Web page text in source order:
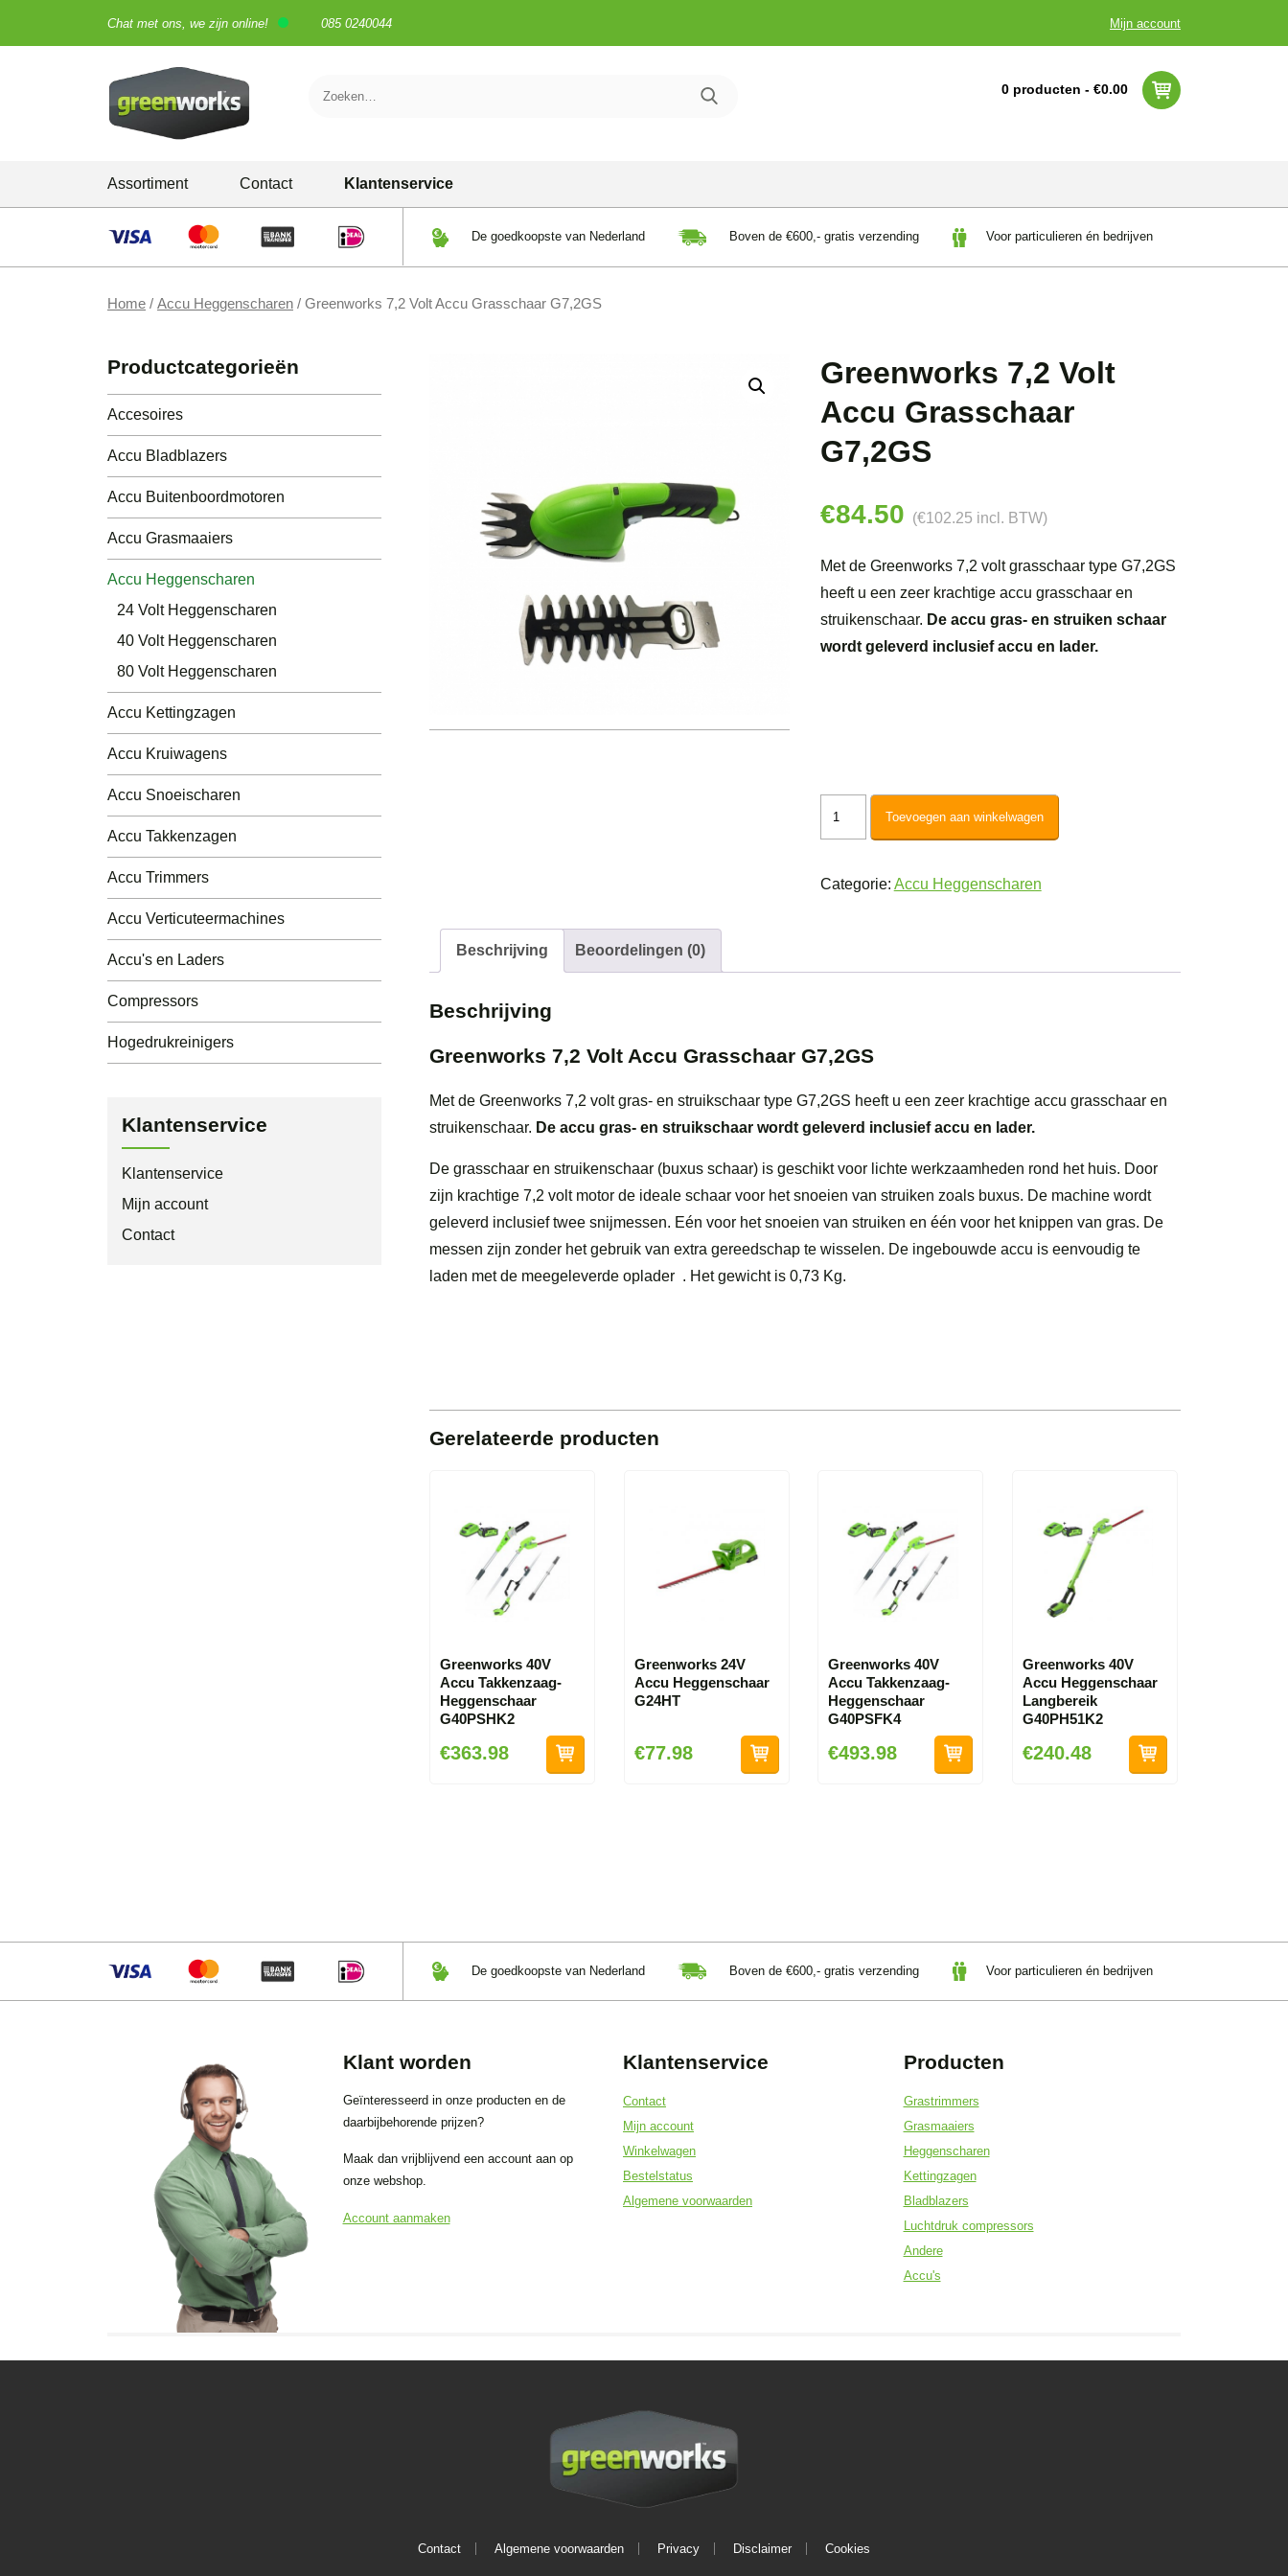
Chat met ons, we zijn online! 085 0240044 Mijn account
0 producten - €0.00
content
Assortiment
Grastrimmers
Grasmaaiers
Heggenscharen
Kettingzagen
Accu´s
Contact Klantenservice
De goedkoopste van Nederland Boven de €600,- gratis verzending Voor particulieren én bedrijven
Home / Accu Heggenscharen / Greenworks 7,2 Volt Accu Grasschaar G7,2GS
Greenworks 7,2 Volt
Accu Grasschaar
G7,2GS
€84.50 (€102.25 incl. BTW)
Met de Greenworks 7,2 volt grasschaar type G7,2GS
heeft u een zeer krachtige accu grasschaar en
struikenschaar. De accu gras- en struiken schaar
wordt geleverd inclusief accu en lader.
Accu
Toevoegen aan winkelwagen
Categorie: Accu Heggenscharen
Beschrijving Beoordelingen (0)
Beschrijving
Greenworks 7,2 Volt Accu Grasschaar G7,2GS
Met de Greenworks 7,2 volt gras- en struikschaar type G7,2GS heeft u een zeer krachtige accu grasschaar en
struikenschaar. De accu gras- en struikschaar wordt geleverd inclusief accu en lader.
De grasschaar en struikenschaar (buxus schaar) is geschikt voor lichte werkzaamheden rond het huis. Door
zijn krachtige 7,2 volt motor de ideale schaar voor het snoeien van struiken zoals buxus. De machine wordt
geleverd inclusief twee snijmessen. Eén voor het snoeien van struiken en één voor het knippen van gras. De
messen zijn zonder het gebruik van extra gereedschap te wisselen. De ingebouwde accu is eenvoudig te
laden met de meegeleverde oplader . Het gewicht is 0,73 Kg.
Gerelateerde producten
Greenworks 40V
Accu Takkenzaag-
Heggenschaar
G40PSHK2
€363.98
Greenworks 24V
Accu Heggenschaar
G24HT
€77.98
Greenworks 40V
Accu Takkenzaag-
Heggenschaar
G40PSFK4
€493.98
Greenworks 40V
Accu Heggenschaar
Langbereik
G40PH51K2
€240.48
Productcategorieën
Accesoires
Accu Bladblazers
Accu Buitenboordmotoren
Accu Grasmaaiers
Accu Heggenscharen
24 Volt Heggenscharen
40 Volt Heggenscharen
80 Volt Heggenscharen
Accu Kettingzagen
Accu Kruiwagens
Accu Snoeischaren
Accu Takkenzagen
Accu Trimmers
Accu Verticuteermachines
Accu's en Laders
Compressors
Hogedrukreinigers
Klantenservice
Klantenservice
Mijn account
Contact
De goedkoopste van Nederland Boven de €600,- gratis verzending Voor particulieren én bedrijven
Klant worden
Geïnteresseerd in onze producten en de
daarbijbehorende prijzen?
Maak dan vrijblijvend een account aan op
onze webshop.
Account aanmaken
Klantenservice
Contact
Mijn account
Winkelwagen
Bestelstatus
Algemene voorwaarden
Producten
Grastrimmers
Grasmaaiers
Heggenscharen
Kettingzagen
Bladblazers
Luchtdruk compressors
Andere
Accu's
Contact Algemene voorwaarden Privacy Disclaimer Cookies